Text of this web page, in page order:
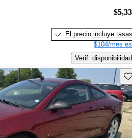
El precio incluye tasas
$104/mes
Verif. disponibilidad